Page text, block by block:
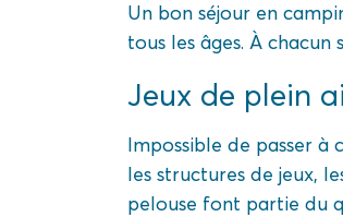
Un bon séjour en
tous les âges. À
Jeux de plein
Impossible de passer à
les structures de jeux,
pelouse font partie du